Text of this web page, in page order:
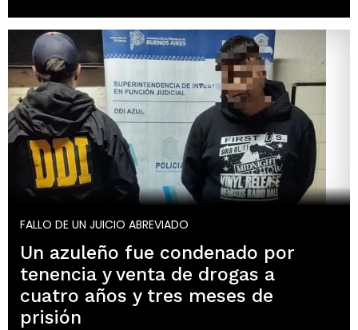
FALLO DE UN JUICIO ABREVIADO
Un azuleño fue condenado por
tenencia y venta de drogas a
cuatro años y tres meses de
prisión